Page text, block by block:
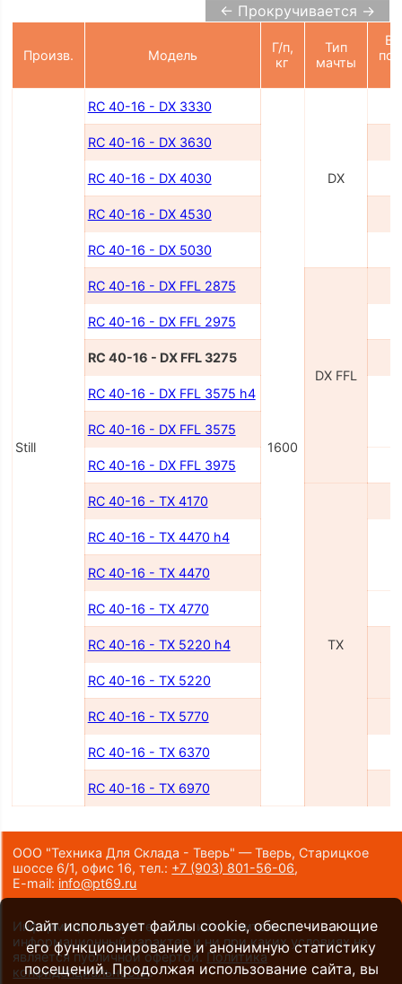
← Прокручивается →
Произв. Модель
Г/п,
кг
Тип
мачты
Still
RC 40-16 - DX 3330
1600
DX
RC 40-16 - DX 3630
RC 40-16 - DX 4030
RC 40-16 - DX 4530
RC 40-16 - DX 5030
RC 40-16 - DX FFL 2875
DX FFL
RC 40-16 - DX FFL 2975
RC 40-16 - DX FFL 3275
RC 40-16 - DX FFL 3575 h4
RC 40-16 - DX FFL 3575
RC 40-16 - DX FFL 3975
RC 40-16 - TX 4170
TX
RC 40-16 - TX 4470 h4
RC 40-16 - TX 4470
RC 40-16 - TX 4770
RC 40-16 - TX 5220 h4
RC 40-16 - TX 5220
RC 40-16 - TX 5770
RC 40-16 - TX 6370
RC 40-16 - TX 6970
ООО "Техника Для Склада - Тверь" — Тверь, Старицкое
шоссе 6/1, офис 16,тел.: +7 (903) 801-56-06,
E-mail: info@pt69.ru
Информация на сайте носит исключительно
информационный характер и ни при каких условиях не
является публичной офертой. Политика
конфиденциальности.
Сайт использует файлы cookie, обеспечивающие
его функционирование и анонимную статистику
посещений. Продолжая использование сайта, вы